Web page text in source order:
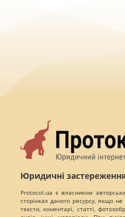
Юридичні
Protocol.ua є власником
сторінках даного ресурсу, якщо
тексти, коментарі, статті,